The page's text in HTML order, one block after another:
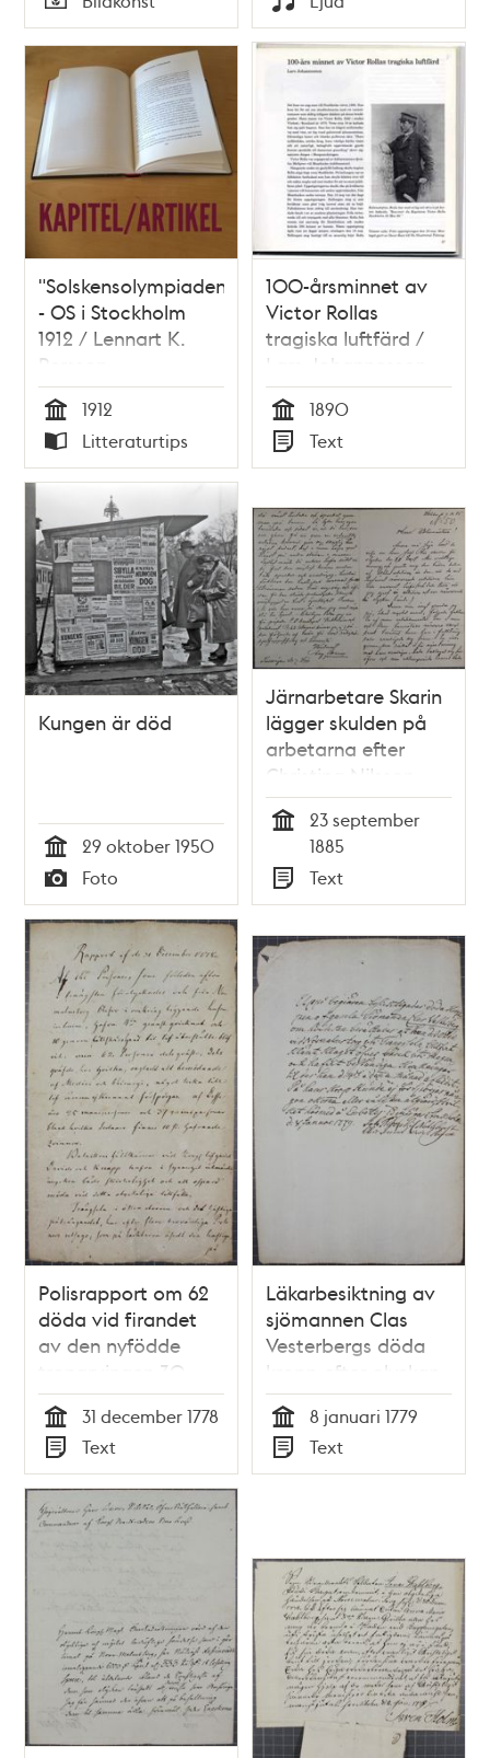
Typ
Typ
"Solskensolympiaden"
- OS i Stockholm
1912 / Lennart K.
Persson
Tid
1912
Typ
Litteraturtips
100-årsminnet av
Victor Rollas
tragiska luftfärd /
Lars Johannesson
Tid
1890
Typ
Text
Kungen är död
Tid
29 oktober 1950
Typ
Foto
Järnarbetare Skarin
lägger skulden på
arbetarna efter
Christina Nilsson-
olyckan
23 september
1885
Typ
Text
Polisrapport om 62
döda vid firandet
av den nyfödde
tronarvingen 30
december 1778
Tid
31 december 1778
Typ
Text
Läkarbesiktning av
sjömannen Clas
Vesterbergs döda
kropp efter olyckan
vid Norrmalmstorg
30 december 1778
Tid
8 januari 1779
Typ
Text